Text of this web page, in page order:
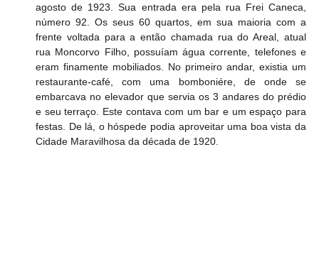
agosto de 1923. Sua entrada era pela rua Frei Caneca,
número 92. Os seus 60 quartos, em sua maioria com a
frente voltada para a então chamada rua do Areal, atual
rua Moncorvo Filho, possuíam água corrente, telefones e
eram finamente mobiliados. No primeiro andar, existia um
restaurante-café, com uma bomboniére, de onde se
embarcava no elevador que servia os 3 andares do prédio
e seu terraço. Este contava com um bar e um espaço para
festas. De lá, o hóspede podia aproveitar uma boa vista da
Cidade Maravilhosa da década de 1920.